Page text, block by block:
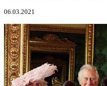
06.03.2021